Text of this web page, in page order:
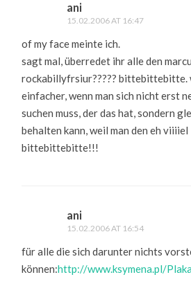
ani
15.02.2006 AT 16:47
of my face meinte ich.
sagt mal, überredet ihr alle den
rockabillyfrsiur????? bittebittebitte.
einfacher, wenn man sich nicht erst
suchen muss, der das hat, sondern
behalten kann, weil man den eh
bittebittebitte!!!
ani
15.02.2006 AT 16:54
für alle die sich darunter nichts
können:http://www.ksymena.pl/